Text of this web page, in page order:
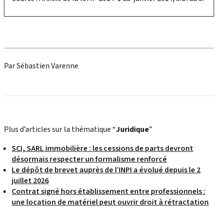
Par Sébastien Varenne
Plus d’articles sur la thématique “Juridique”
SCI, SARL immobilière : les cessions de parts devront
désormais respecter un formalisme renforcé
Le dépôt de brevet auprès de l’INPI a évolué depuis le 2
juillet 2026
Contrat signé hors établissement entre professionnels :
une location de matériel peut ouvrir droit à rétractation